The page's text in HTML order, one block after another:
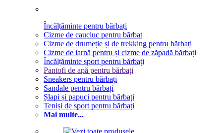
Încălțăminte pentru bărbați
Cizme de cauciuc pentru bărbat
Cizme de drumeție și de trekking pentru bărbați
Cizme de iarnă pentru și cizme de zăpadă bărbați
Încălțăminte sport pentru bărbați
Pantofi de apă pentru bărbați
Sneakers pentru bărbați
Sandale pentru bărbați
Șlapi și papuci pentru bărbați
Teniși de sport pentru bărbați
Mai multe...